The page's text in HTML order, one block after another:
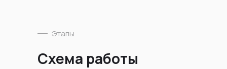
Схема работы
Этапы